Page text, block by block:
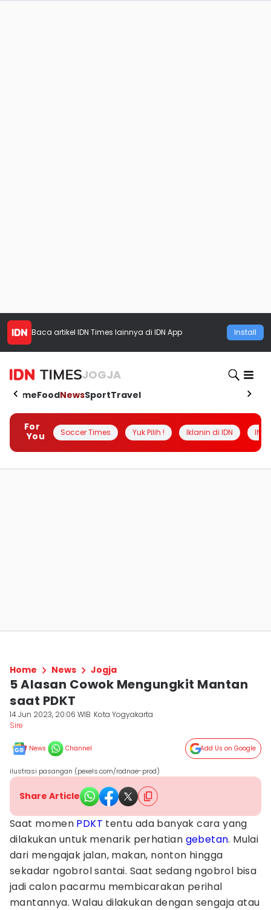
Baca artikel IDN Times lainnya di IDN App Install
JOGJA
HomeFoodNewsSportTravel
For
You
Soccer Times Yuk Pilih ! Iklanin di IDN
Home News Jogja
5 Alasan Cowok Mengungkit Mantan
saat PDKT
14 Jun 2023, 20:06 WIB Kota Yogyakarta
Sire
News Channel Add Us on Google
ilustrasi pasangan (pexels.com/rodnae-prod)
Share Article
Saat momen PDKT tentu ada banyak cara yang
dilakukan untuk menarik perhatian gebetan. Mulai
dari mengajak jalan, makan, nonton hingga
sekadar ngobrol santai. Saat sedang ngobrol bisa
jadi calon pacarmu membicarakan perihal
mantannya. Walau dilakukan dengan sengaja atau